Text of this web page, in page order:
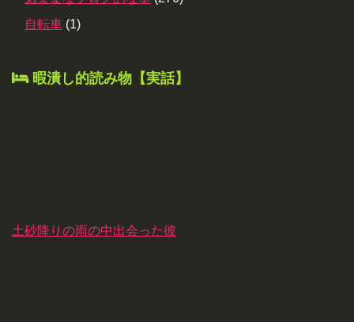
自転車 (1)
暇潰し的読み物【実話】
土砂降りの雨の中出会った彼